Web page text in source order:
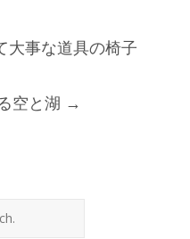
大事な道具の椅子
空と湖 →